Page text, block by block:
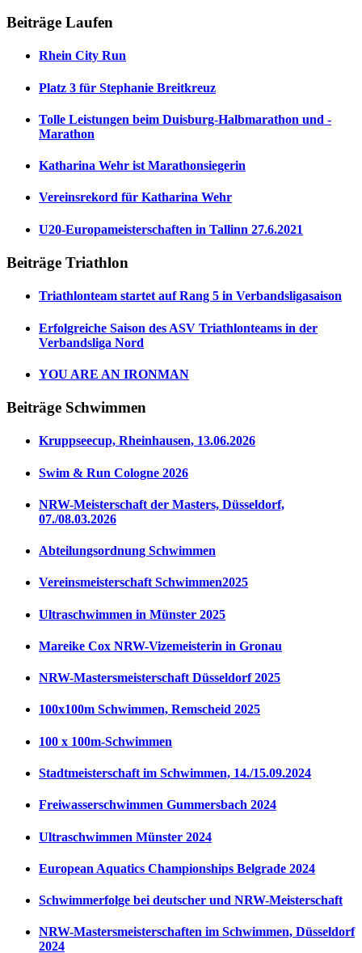
Beiträge Laufen
Rhein City Run
Platz 3 für Stephanie Breitkreuz
Tolle Leistungen beim Duisburg-Halbmarathon und -
Marathon
Katharina Wehr ist Marathonsiegerin
Vereinsrekord für Katharina Wehr
U20-Europameisterschaften in Tallinn 27.6.2021
Beiträge Triathlon
Triathlonteam startet auf Rang 5 in Verbandsligasaison
Erfolgreiche Saison des ASV Triathlonteams in der
Verbandsliga Nord
YOU ARE AN IRONMAN
Beiträge Schwimmen
Kruppseecup, Rheinhausen, 13.06.2026
Swim & Run Cologne 2026
NRW-Meisterschaft der Masters, Düsseldorf,
07./08.03.2026
Abteilungsordnung Schwimmen
Vereinsmeisterschaft Schwimmen2025
Ultraschwimmen in Münster 2025
Mareike Cox NRW-Vizemeisterin in Gronau
NRW-Mastersmeisterschaft Düsseldorf 2025
100x100m Schwimmen, Remscheid 2025
100 x 100m-Schwimmen
Stadtmeisterschaft im Schwimmen, 14./15.09.2024
Freiwasserschwimmen Gummersbach 2024
Ultraschwimmen Münster 2024
European Aquatics Championships Belgrade 2024
Schwimmerfolge bei deutscher und NRW-Meisterschaft
NRW-Mastersmeisterschaften im Schwimmen, Düsseldorf
2024